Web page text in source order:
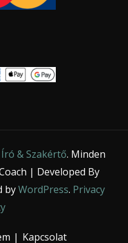
& Szakértő. Minden
| Developed By
byWordPress. Privacy
Kapcsolat